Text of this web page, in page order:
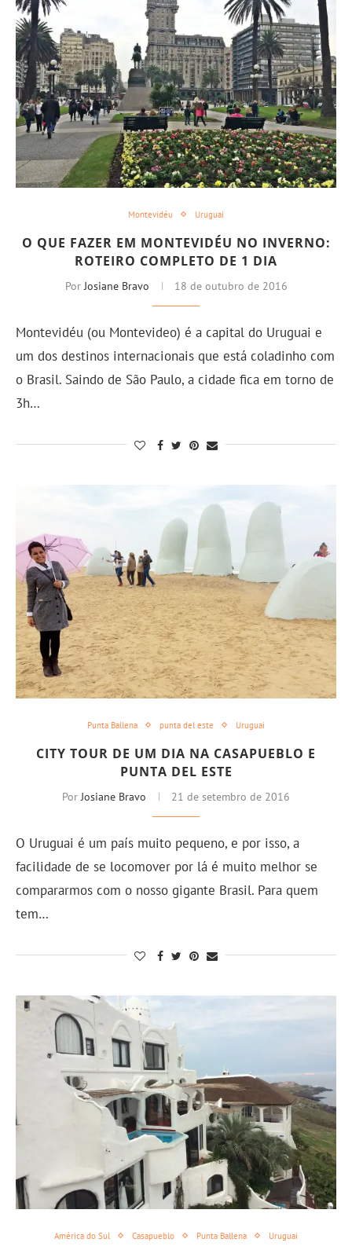
Montevidéu Uruguai
O QUE FAZER EM MONTEVIDÉU NO INVERNO:
ROTEIRO COMPLETO DE 1 DIA
Por Josiane Bravo 18 de outubro de 2016
Montevidéu (ou Montevideo) é a capital do Uruguai e
um dos destinos internacionais que está coladinho com
o Brasil. Saindo de São Paulo, a cidade fica em torno de
3h…
Punta Ballena punta del este Uruguai
CITY TOUR DE UM DIA NA CASAPUEBLO E
PUNTA DEL ESTE
Por Josiane Bravo 21 de setembro de 2016
O Uruguai é um país muito pequeno, e por isso, a
facilidade de se locomover por lá é muito melhor se
compararmos com o nosso gigante Brasil. Para quem
tem…
América do Sul Casapueblo Punta Ballena Uruguai